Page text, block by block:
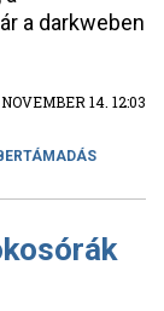
a darkweben
14. 12:03